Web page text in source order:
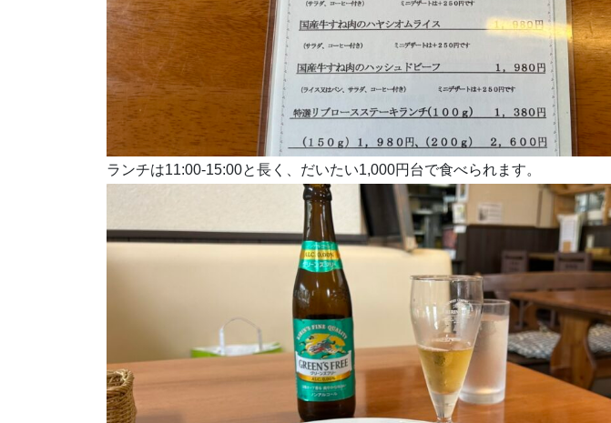
ランチは11:00-15:00と長く、だいたい1,000円台で食べられます。